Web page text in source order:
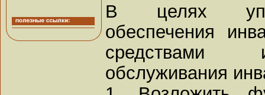
В целях
обеспечения
средствами
обслуживания